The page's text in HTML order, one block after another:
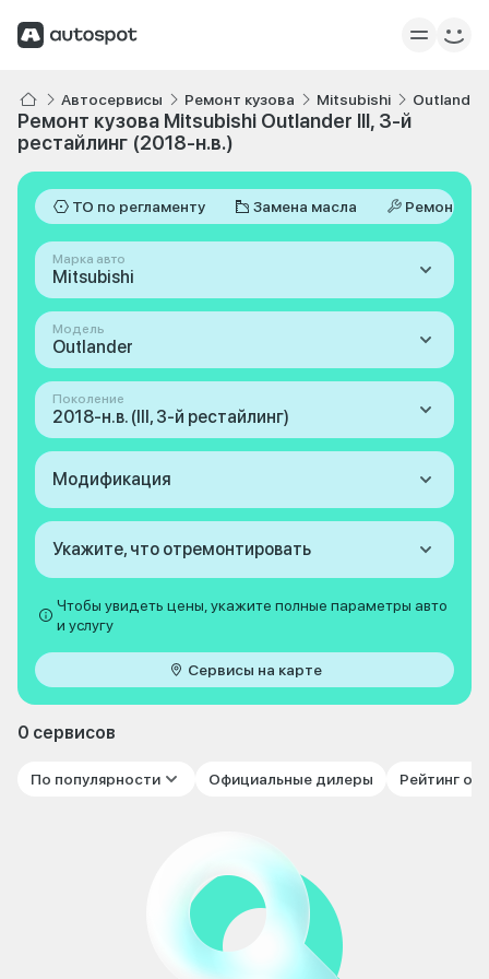
Автосервисы Ремонт кузова Mitsubishi Outlander
Ремонт кузова Mitsubishi Outlander III, 3-й
рестайлинг (2018-н.в.)
ТО по регламенту Замена масла Ремонт
Марка авто
Mitsubishi
Модель
Outlander
Поколение
2018-н.в. (III, 3-й рестайлинг)
Модификация
Укажите, что отремонтировать
Чтобы увидеть цены, укажите полные параметры авто
и услугу
Сервисы на карте
0 сервисов
По популярности Официальные дилеры Рейтинг